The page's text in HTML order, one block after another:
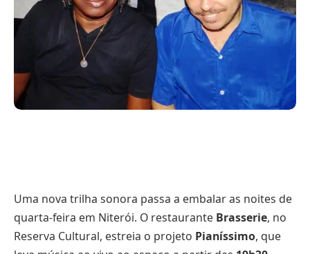
Uma nova trilha sonora passa a embalar as noites de
quarta-feira em Niterói. O restaurante Brasserie, no
Reserva Cultural, estreia o projeto Pianíssimo, que